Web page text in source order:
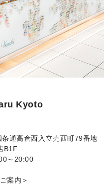
Kyoto
通高倉西入立売西町79番地
B1F
～20:00
案内＞